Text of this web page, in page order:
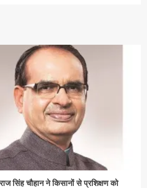
सिंह चौहान ने किसानों से प्रशिक्षण को